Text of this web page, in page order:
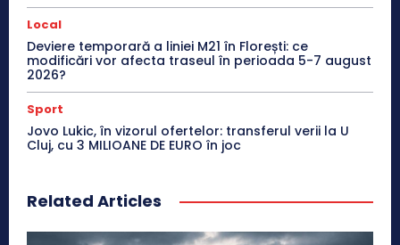
Local
Deviere temporară a liniei M21 în Florești: ce
modificări vor afecta traseul în perioada 5-7 august
2026?
Sport
Jovo Lukic, în vizorul ofertelor: transferul verii la U
Cluj, cu 3 MILIOANE DE EURO în joc
Related Articles